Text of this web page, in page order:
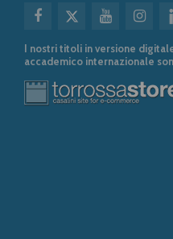
I nostri titoli in versione
accademico internazionale